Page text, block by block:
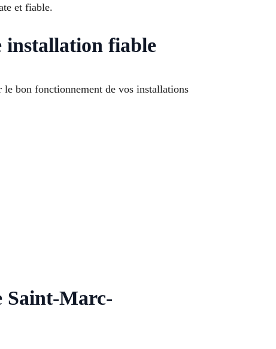
et fiable.
installation fiable
le bon fonctionnement de vos installations
Saint-Marc-